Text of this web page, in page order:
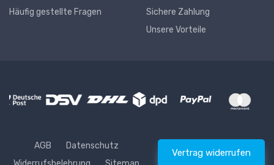
Häufig gestellte Fragen
Sichere Zahlung
Unsere Vorteile
AGB
Datenschutz
Vertrag widerrufen